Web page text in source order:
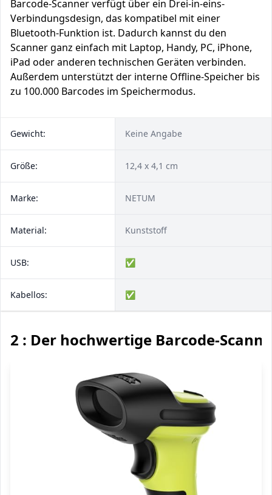
Barcode-Scanner verfügt über ein Drei-in-eins-
Verbindungsdesign, das kompatibel mit einer
Bluetooth-Funktion ist. Dadurch kannst du den
Scanner ganz einfach mit Laptop, Handy, PC, iPhone,
iPad oder anderen technischen Geräten verbinden.
Außerdem unterstützt der interne Offline-Speicher bis
zu 100.000 Barcodes im Speichermodus.
Gewicht: Keine Angabe
Größe: 12,4 x 4,1 cm
Marke: NETUM
Material: Kunststoff
USB: ✅
Kabellos: ✅
2 : Der hochwertige Barcode-